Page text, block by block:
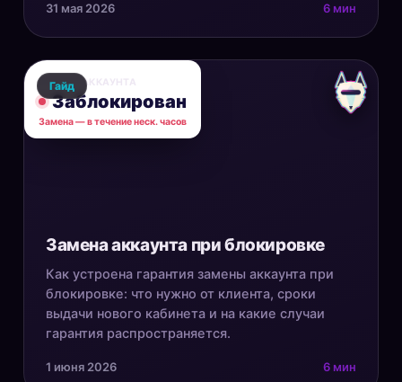
31 мая 2026 6 мин
СТАТУС АККАУНТА
Заблокирован
Замена — в течение неск. часов
Гайд
Замена аккаунта при блокировке
Как устроена гарантия замены аккаунта при
блокировке: что нужно от клиента, сроки
выдачи нового кабинета и на какие случаи
гарантия распространяется.
1 июня 2026 6 мин